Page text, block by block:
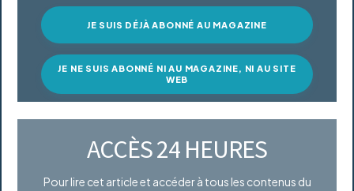
JE SUIS DÉJÀ ABONNÉ AU MAGAZINE
JE NE SUIS ABONNÉ NI AU MAGAZINE, NI AU SITE
WEB
ACCÈS 24 HEURES
Pour lire cet article et accéder à tous les contenus du